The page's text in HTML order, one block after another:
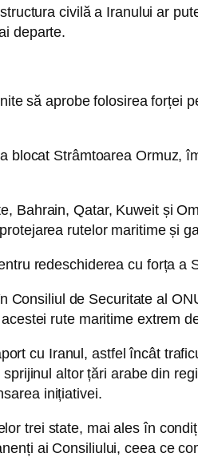
civilă a Iranului ar
departe.
să aprobe folosirea forței
Strâmtoarea Ormuz,
Bahrain, Qatar, Kuweit și
rutelor maritime și
redeschiderea cu forța a
de Securitate al
rute maritime extrem
cu Iranul, astfel încât
altor țări arabe din
inițiativei.
trei state, mai ales în
ai Consiliului, ceea ce